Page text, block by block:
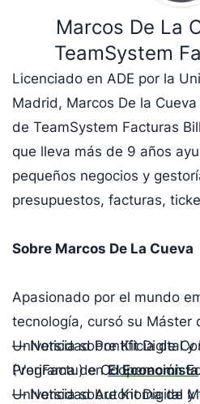
Marcos De La
TeamSystem
Licenciado en ADE por la
Madrid, Marcos De la
de TeamSystem Facturas
que lleva más de 9 años
pequeños negocios y
presupuestos, facturas,
Sobre Marcos De La Cueva
Apasionado por el mundo
tecnología, cursó su Máster
Universidad Pontificia de
Programa de Cooperación
Universidad Autónoma de
— Noticia sobre Kit Digital y
(VeriFactu) enEl Economista
— Noticia sobre Kit Digital y